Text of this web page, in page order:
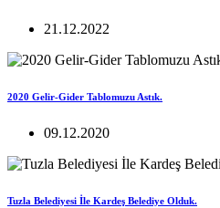
21.12.2022
2020 Gelir-Gider Tablomuzu Astık.
09.12.2020
Tuzla Belediyesi İle Kardeş Belediye Olduk.